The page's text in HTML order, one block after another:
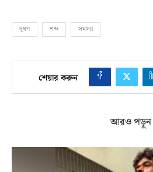
দূষণ শব্দ সমস্যা
শেয়ার করুন
আরও পড়ুন